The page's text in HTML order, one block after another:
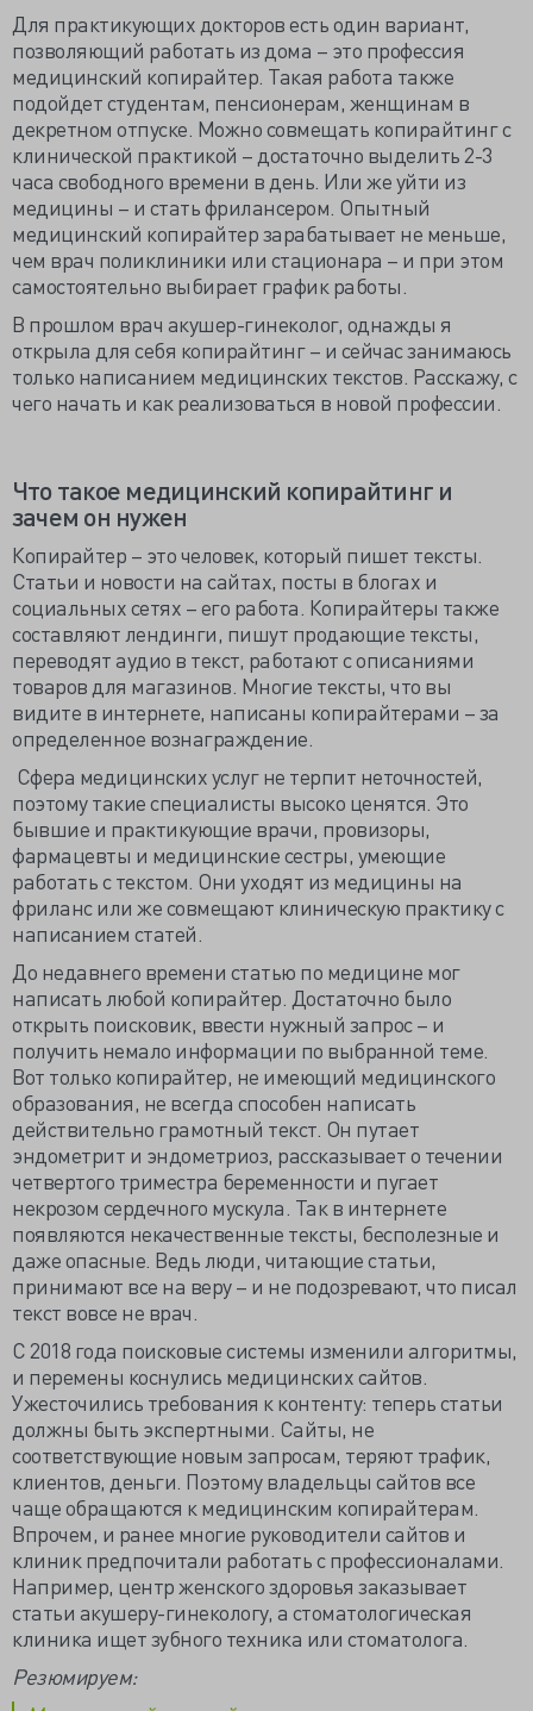
Для практикующих докторов есть один вариант,
позволяющий работать из дома – это профессия
медицинский копирайтер. Такая работа также
подойдет студентам, пенсионерам, женщинам в
декретном отпуске. Можно совмещать копирайтинг с
клинической практикой – достаточно выделить 2-3
часа свободного времени в день. Или же уйти из
медицины – и стать фрилансером. Опытный
медицинский копирайтер зарабатывает не меньше,
чем врач поликлиники или стационара – и при этом
самостоятельно выбирает график работы.
В прошлом врач акушер-гинеколог, однажды я
открыла для себя копирайтинг – и сейчас занимаюсь
только написанием медицинских текстов. Расскажу, с
чего начать и как реализоваться в новой профессии.
Что такое медицинский копирайтинг и
зачем он нужен
Копирайтер – это человек, который пишет тексты.
Статьи и новости на сайтах, посты в блогах и
социальных сетях – его работа. Копирайтеры также
составляют лендинги, пишут продающие тексты,
переводят аудио в текст, работают с описаниями
товаров для магазинов. Многие тексты, что вы
видите в интернете, написаны копирайтерами – за
определенное вознаграждение.
Сфера медицинских услуг не терпит неточностей,
поэтому такие специалисты высоко ценятся. Это
бывшие и практикующие врачи, провизоры,
фармацевты и медицинские сестры, умеющие
работать с текстом. Они уходят из медицины на
фриланс или же совмещают клиническую практику с
написанием статей.
До недавнего времени статью по медицине мог
написать любой копирайтер. Достаточно было
открыть поисковик, ввести нужный запрос – и
получить немало информации по выбранной теме.
Вот только копирайтер, не имеющий медицинского
образования, не всегда способен написать
действительно грамотный текст. Он путает
эндометрит и эндометриоз, рассказывает о течении
четвертого триместра беременности и пугает
некрозом сердечного мускула. Так в интернете
появляются некачественные тексты, бесполезные и
даже опасные. Ведь люди, читающие статьи,
принимают все на веру – и не подозревают, что писал
текст вовсе не врач.
С 2018 года поисковые системы изменили алгоритмы,
и перемены коснулись медицинских сайтов.
Ужесточились требования к контенту: теперь статьи
должны быть экспертными. Сайты, не
соответствующие новым запросам, теряют трафик,
клиентов, деньги. Поэтому владельцы сайтов все
чаще обращаются к медицинским копирайтерам.
Впрочем, и ранее многие руководители сайтов и
клиник предпочитали работать с профессионалами.
Например, центр женского здоровья заказывает
статьи акушеру-гинекологу, а стоматологическая
клиника ищет зубного техника или стоматолога.
Резюмируем: